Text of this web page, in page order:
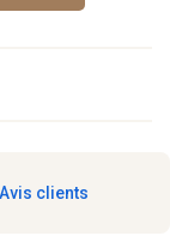
Avis clients